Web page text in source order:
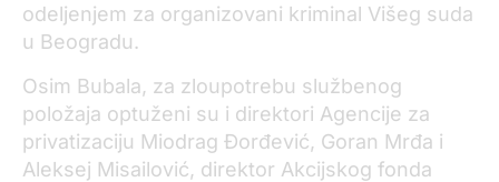
odeljenjem za organizovani kriminal Višeg suda
u Beogradu.
Osim Bubala, za zloupotrebu službenog
položaja optuženi su i direktori Agencije za
privatizaciju Miodrag Đorđević, Goran Mrđa i
Aleksej Misailović, direktor Akcijskog fonda